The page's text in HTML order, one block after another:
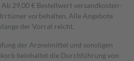
Ab 29,00 € Bestell­wert versand­kosten­
vorbehalten. Alle Angebote
der Vorrat reicht.
der Arzneimittel und sonstigen
beinhaltet die Durchführung von